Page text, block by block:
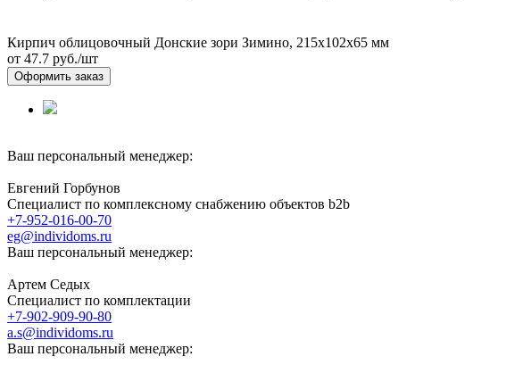
Кирпич облицовочный Донские зори Зимино, 215х102х65 мм
от 47.7 руб./шт
Оформить заказ
Ваш персональный менеджер:
Евгений Горбунов
Специалист по комплексному снабжению объектов b2b
+7-952-016-00-70
eg@individoms.ru
Ваш персональный менеджер:
Артем Седых
Специалист по комплектации
+7-902-909-90-80
a.s@individoms.ru
Ваш персональный менеджер: